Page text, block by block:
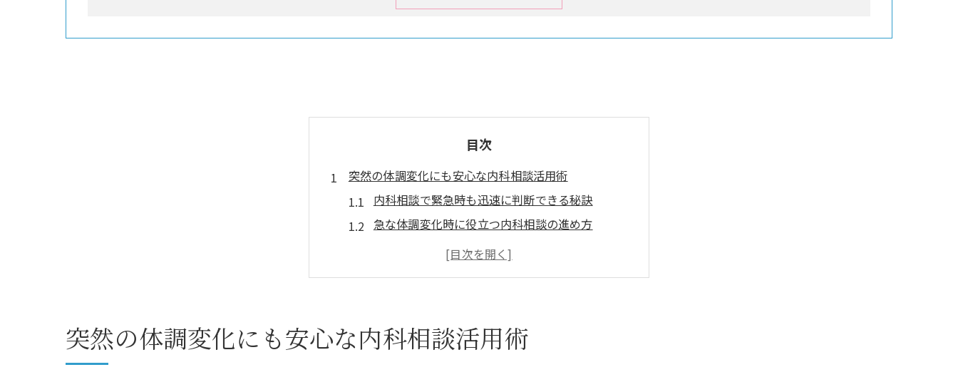
目次
突然の体調変化にも安心な内科相談活用術
内科相談で緊急時も迅速に判断できる秘訣
急な体調変化時に役立つ内科相談の進め方
内科相談が夜間や休日にも安心な理由を解説
曖昧な症状も内科相談で適切な対処法が分かる
突然の体調変化にも安心な内科相談活用術